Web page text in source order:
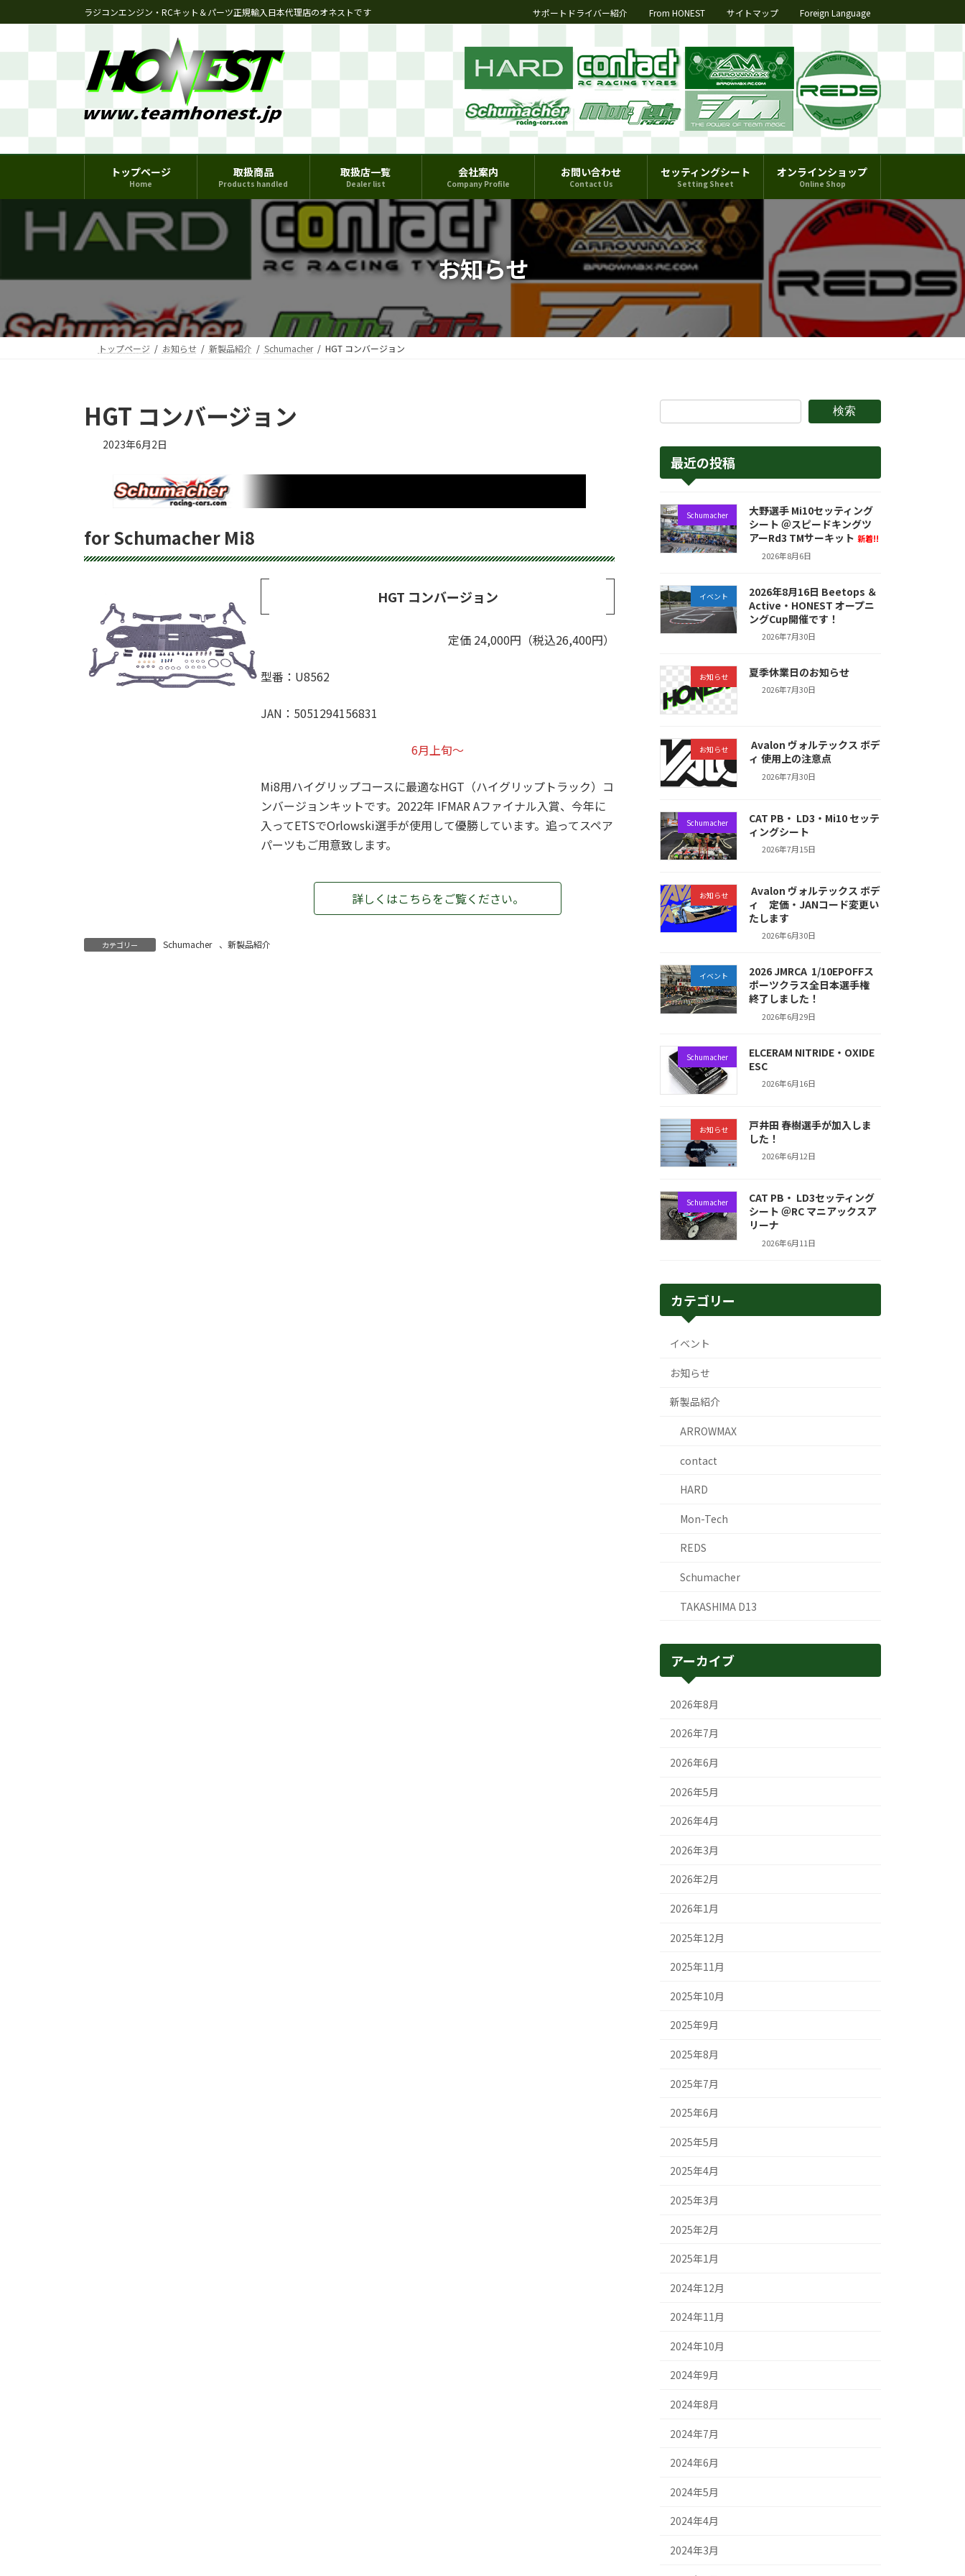
ン
ツ
ス
ビ
シ
ン
ラジコンエンジン・RCキット＆パーツ正規輸入日本代理店のオネストです サポートドライバー紹介 From HONEST サイトマップ Foreign Language
トップページ
Home
取扱商品
Products handled
取扱店一覧
Dealer list
会社案内
Company Profile
お問い合わせ
Contact Us
セッティングシート
Setting Sheet
オンラインショップ
Online Shop
お知らせ
トップページ お知らせ 新製品紹介 Schumacher HGT コンバージョン
HGT コンバージョン
2023年6月2日
for Schumacher Mi8
HGT コンバージョン
定価 24,000円（税込26,400円）
型番：U8562
JAN：5051294156831
6月上旬～
Mi8用ハイグリップコースに最適なHGT（ハイグリップトラック）コ
ンバージョンキットです。2022年 IFMAR Aファイナル入賞、今年に
入ってETSでOrlowski選手が使用して優勝しています。追ってスペア
パーツもご用意致します。
詳しくはこちらをご覧ください。
カテゴリー Schumacher 、 新製品紹介
検索
最近の投稿
Schumacher
大野選手 Mi10セッティング
シート ＠スピードキングツ
アーRd3 TMサーキット 新着!!
2026年8月6日
イベント
2026年8月16日 Beetops ＆
Active・HONEST オープニ
ングCup開催です！
2026年7月30日
お知らせ 夏季休業日のお知らせ
2026年7月30日
お知らせ
Avalon ヴォルテックス ボデ
ィ 使用上の注意点
2026年7月30日
Schumacher
CAT PB・ LD3・Mi10 セッテ
ィングシート
2026年7月15日
お知らせ
Avalon ヴォルテックス ボデ
ィ 定価・JANコード変更い
たします
2026年6月30日
イベント
2026 JMRCA 1/10EPOFFス
ポーツクラス全日本選手権
終了しました！
2026年6月29日
Schumacher
ELCERAM NITRIDE・OXIDE
ESC
2026年6月16日
お知らせ
戸井田 春樹選手が加入しま
した！
2026年6月12日
Schumacher
CAT PB・ LD3セッティング
シート ＠RC マニアックスア
リーナ
2026年6月11日
カテゴリー
イベント
お知らせ
新製品紹介
ARROWMAX
contact
HARD
Mon-Tech
REDS
Schumacher
TAKASHIMA D13
アーカイブ
2026年8月
2026年7月
2026年6月
2026年5月
2026年4月
2026年3月
2026年2月
2026年1月
2025年12月
2025年11月
2025年10月
2025年9月
2025年8月
2025年7月
2025年6月
2025年5月
2025年4月
2025年3月
2025年2月
2025年1月
2024年12月
2024年11月
2024年10月
2024年9月
2024年8月
2024年7月
2024年6月
2024年5月
2024年4月
2024年3月